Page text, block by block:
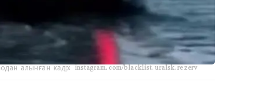
алынған кадр: instagram.com/blacklist.uralsk.rezerv